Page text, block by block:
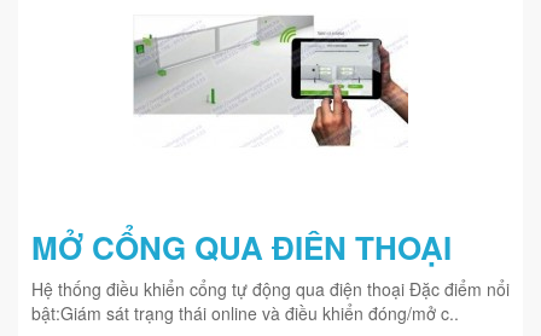
MỞ CỔNG QUA ĐIÊN THOẠI
Hệ thống điều khiển cổng tự động qua điện thoại Đặc điểm nổi
bật:Giám sát trạng thái online và điều khiển đóng/mở c..